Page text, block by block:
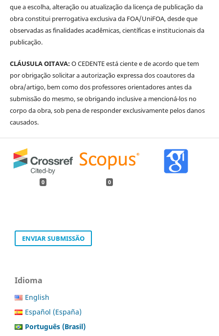
que a escolha, alteração ou atualização da licença de publicação da
obra constitui prerrogativa exclusiva da FOA/UniFOA, desde que
observadas as finalidades acadêmicas, científicas e institucionais da
publicação.
CLÁUSULA OITAVA:O CEDENTE está ciente e de acordo que tem
por obrigação solicitar a autorização expressa dos coautores da
obra/artigo, bem como dos professores orientadores antes da
submissão do mesmo, se obrigando inclusive a mencioná-los no
corpo da obra, sob pena de responder exclusivamente pelos danos
causados.
0 0
ENVIAR SUBMISSÃO
Idioma
English
Español (España)
Português (Brasil)